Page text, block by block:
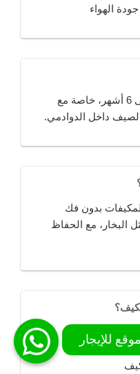
الهواء
يفضل تنظيف المكيف كل 3 إلى 6 أشهر، خاصة مع
داخل الدوادمي.
بدون فك
البخار، مع الحفاظ
يُعد من أفضل
يقضي على